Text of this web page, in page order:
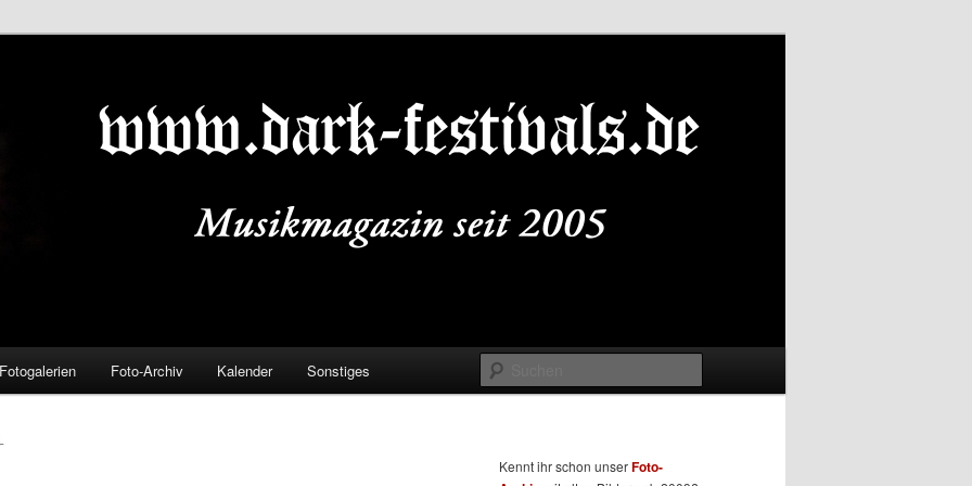
Fotogalerien Foto-Archiv Kalender Sonstiges
Kennt ihr schon unserFoto-